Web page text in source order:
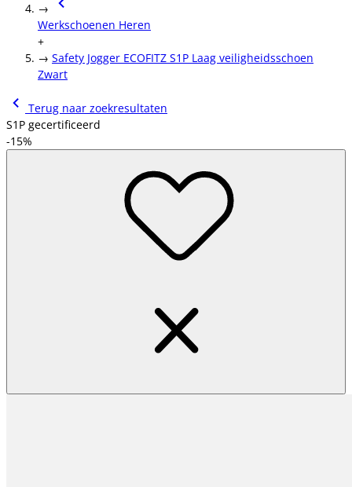
→
Werkschoenen Heren
+
→ Safety Jogger ECOFITZ S1P Laag veiligheidsschoen
Zwart
Terug naar zoekresultaten
S1P gecertificeerd
-15%